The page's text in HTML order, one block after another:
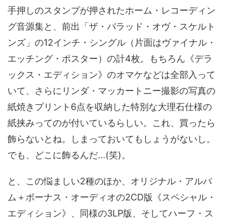
手押しのスタンプが押されたホーム・レコーディン
グ音源集と、前出「ザ・バラッド・オヴ・スケルト
ンズ」の12インチ・シングル（片面はヴァイナル・
エッチング・ポスター）の計4枚。もちろん《デラ
ックス・エディション》のオマケなどは全部入って
いて、さらにリンダ・マッカートニー撮影の写真の
紙焼きプリント6点を収納した特別な大理石仕様の
紙挟みってのが付いているらしい。これ、買ったら
飾らないとね。しまっておいてもしょうがないし。
でも、どこに飾るんだ…(笑)。
と、この悩ましい2種のほか、オリジナル・アルバ
ム＋ボーナス・オーディオの2CD版《スペシャル・
エディション》、同様の3LP版、そしてハーフ・ス